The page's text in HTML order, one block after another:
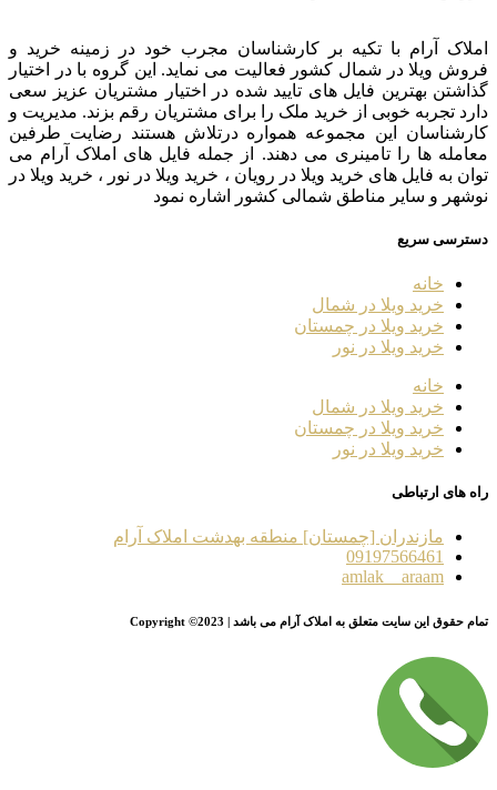
املاک آرام با تکیه بر کارشناسان مجرب خود در زمینه خرید و
فروش ویلا در شمال کشور فعالیت می نماید. این گروه با در اختیار
گذاشتن بهترین فایل های تایید شده در اختیار مشتریان عزیز سعی
دارد تجربه خوبی از خرید ملک را برای مشتریان رقم بزند. مدیریت و
کارشناسان این مجموعه همواره درتلاش هستند رضایت طرفین
معامله ها را تامینری می دهند. از جمله فایل های املاک آرام می
توان به فایل های خرید ویلا در رویان ، خرید ویلا در نور ، خرید ویلا در
نوشهر و سایر مناطق شمالی کشور اشاره نمود
دسترسی سریع
خانه
خرید ویلا در شمال
خرید ویلا در چمستان
خرید ویلا در نور
خانه
خرید ویلا در شمال
خرید ویلا در چمستان
خرید ویلا در نور
راه های ارتباطی
مازندران [چمستان] منطقه بهدشت املاک آرام
09197566461
amlak__araam
تمام حقوق این سایت متعلق به املاک آرام می باشد | Copyright ©2023